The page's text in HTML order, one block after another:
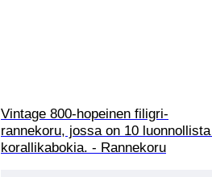
Vintage 800-hopeinen filigri-
rannekoru, jossa on 10 luonnollista
korallikabokia. - Rannekoru